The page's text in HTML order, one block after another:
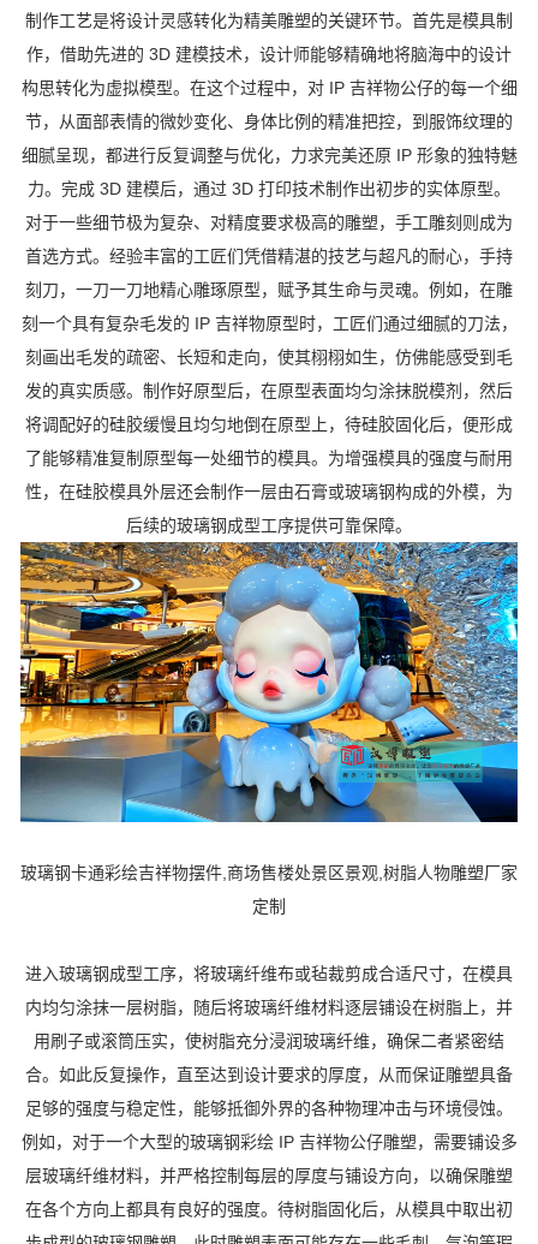
制作工艺是将设计灵感转化为精美雕塑的关键环节。首先是模具制
作，借助先进的 3D 建模技术，设计师能够精确地将脑海中的设计
构思转化为虚拟模型。在这个过程中，对 IP 吉祥物公仔的每一个细
节，从面部表情的微妙变化、身体比例的精准把控，到服饰纹理的
细腻呈现，都进行反复调整与优化，力求完美还原 IP 形象的独特魅
力。完成 3D 建模后，通过 3D 打印技术制作出初步的实体原型。
对于一些细节极为复杂、对精度要求极高的雕塑，手工雕刻则成为
首选方式。经验丰富的工匠们凭借精湛的技艺与超凡的耐心，手持
刻刀，一刀一刀地精心雕琢原型，赋予其生命与灵魂。例如，在雕
刻一个具有复杂毛发的 IP 吉祥物原型时，工匠们通过细腻的刀法，
刻画出毛发的疏密、长短和走向，使其栩栩如生，仿佛能感受到毛
发的真实质感。制作好原型后，在原型表面均匀涂抹脱模剂，然后
将调配好的硅胶缓慢且均匀地倒在原型上，待硅胶固化后，便形成
了能够精准复制原型每一处细节的模具。为增强模具的强度与耐用
性，在硅胶模具外层还会制作一层由石膏或玻璃钢构成的外模，为
后续的玻璃钢成型工序提供可靠保障。
玻璃钢卡通彩绘吉祥物摆件,商场售楼处景区景观,树脂人物雕塑厂家
定制
进入玻璃钢成型工序，将玻璃纤维布或毡裁剪成合适尺寸，在模具
内均匀涂抹一层树脂，随后将玻璃纤维材料逐层铺设在树脂上，并
用刷子或滚筒压实，使树脂充分浸润玻璃纤维，确保二者紧密结
合。如此反复操作，直至达到设计要求的厚度，从而保证雕塑具备
足够的强度与稳定性，能够抵御外界的各种物理冲击与环境侵蚀。
例如，对于一个大型的玻璃钢彩绘 IP 吉祥物公仔雕塑，需要铺设多
层玻璃纤维材料，并严格控制每层的厚度与铺设方向，以确保雕塑
在各个方向上都具有良好的强度。待树脂固化后，从模具中取出初